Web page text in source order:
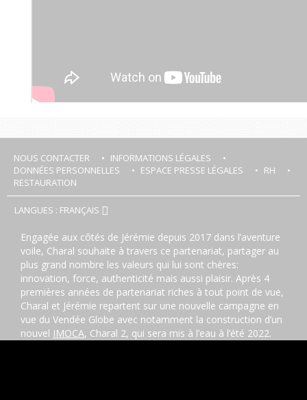
NOUS CONTACTER
INFORMATIONS LÉGALES
DONNÉES PERSONNELLES
ESPACE PRESSE LÉGALES
RH
RESTAURATION
LANGUES : FRANÇAIS
Engagée aux côtés de Jérémie depuis 2017 dans l’aventure
voile, Charal souhaite à travers ce partenariat, partager au
plus grand nombre les valeurs qui lui sont chères:
innovation, force, authenticité mais aussi plaisir. Après 4
premières années de partenariat riches à tout point de vue,
Charal et Jérémie repartent sur une nouvelle campagne en
vue du Vendée Globe avec notamment la construction d’un
nouvel IMOCA, Charal 2, qui sera mis à l’eau à l’été 2022.